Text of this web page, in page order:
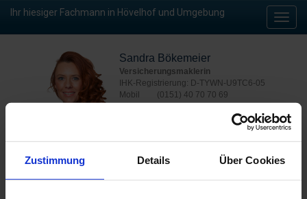
Zustimmung Details Über Cookies
Ihr hiesiger Fachmann in Hövelhof und Umgebung
Sandra Bökemeier
Versicherungsmaklerin
IHK-Registrierung: D-TYWN-U9TC6-05
Mobil
(0151) 40 70 70 69
s.boekemeier@verticus.de
Jetzt kontaktieren